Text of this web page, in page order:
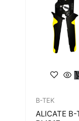
B-TEK
ALICATE B-